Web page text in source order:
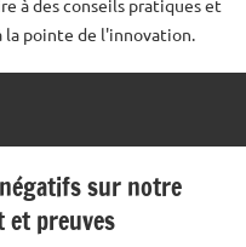
à des conseils pratiques et
la pointe de l'innovation.
sur notre
et preuves